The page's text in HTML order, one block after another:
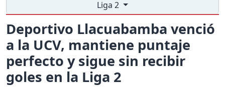
Liga 2
Deportivo Llacuabamba venció
a la UCV, mantiene puntaje
perfecto y sigue sin recibir
goles en la Liga 2